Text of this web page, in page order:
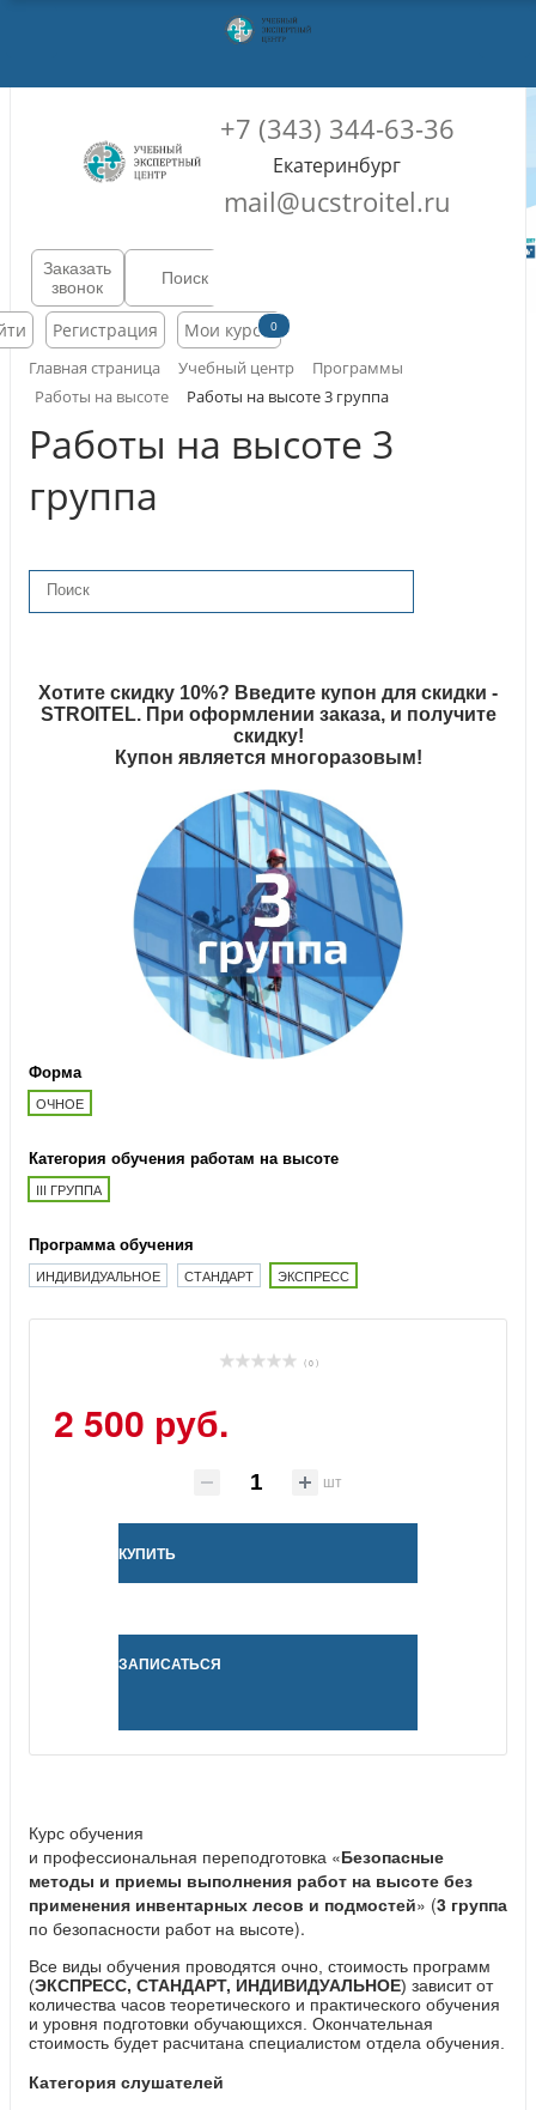
+7 (343) 344-63-36
Екатеринбург
mail@ucstroitel.ru
Заказать
звонок
Регистрация Мои курсы0
Главная страница Учебный центр
Программы
Работы на высоте
Работы на высоте 3 группа
Работы на высоте 3
группа
Хотите скидку 10%? Введите купон для скидки -
STROITEL. При оформлении заказа, и получите
скидку!
Купон является многоразовым!
Форма
ОЧНОЕ
Категория обучения работам на высоте
III ГРУППА
Программа обучения
ИНДИВИДУАЛЬНОЕ СТАНДАРТ ЭКСПРЕСС
( 0 )
2 500 руб.
шт
КУПИТЬ
ЗАПИСАТЬСЯ
Курс обучения
и профессиональная переподготовка «Безопасные
методы и приемы выполнения работ на высоте без
применения инвентарных лесов и подмостей» (3 группа
по безопасности работ на высоте).
Все виды обучения проводятся очно, стоимость программ
(ЭКСПРЕСС, СТАНДАРТ, ИНДИВИДУАЛЬНОЕ) зависит от
количества часов теоретического и практического обучения
и уровня подготовки обучающихся. Окончательная
стоимость будет расчитана специалистом отдела обучения.
Категория слушателей